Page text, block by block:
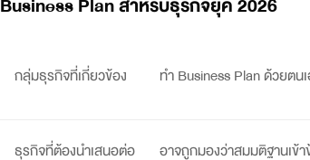
กลุ่มธุรกิจที่เกี่ยวข้อง ทำBusiness Planด้วยตน
ธุรกิจที่ต้องนำเสนอต่อ
อาจถูกมองว่าสมมติฐานเข้า